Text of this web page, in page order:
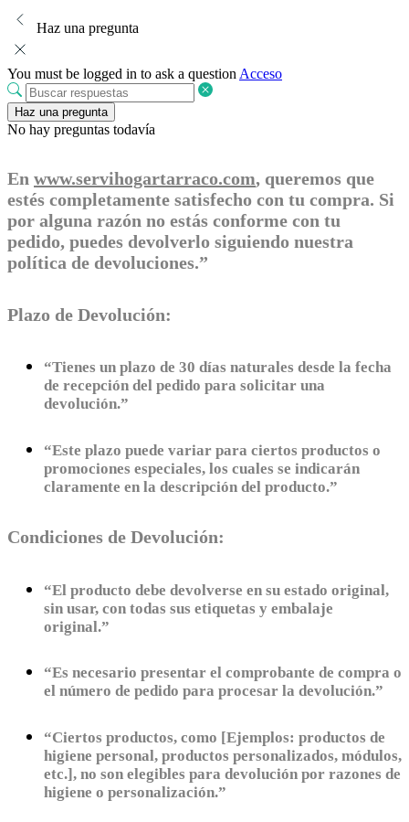
Haz una pregunta
You must be logged in to ask a question Acceso
Haz una pregunta
No hay preguntas todavía
En www.servihogartarraco.com, queremos que
estés completamente satisfecho con tu compra. Si
por alguna razón no estás conforme con tu
pedido, puedes devolverlo siguiendo nuestra
política de devoluciones.”
Plazo de Devolución:
“Tienes un plazo de 30 días naturales desde la fecha
de recepción del pedido para solicitar una
devolución.”
“Este plazo puede variar para ciertos productos o
promociones especiales, los cuales se indicarán
claramente en la descripción del producto.”
Condiciones de Devolución:
“El producto debe devolverse en su estado original,
sin usar, con todas sus etiquetas y embalaje
original.”
“Es necesario presentar el comprobante de compra o
el número de pedido para procesar la devolución.”
“Ciertos productos, como [Ejemplos: productos de
higiene personal, productos personalizados, módulos,
etc.], no son elegibles para devolución por razones de
higiene o personalización.”